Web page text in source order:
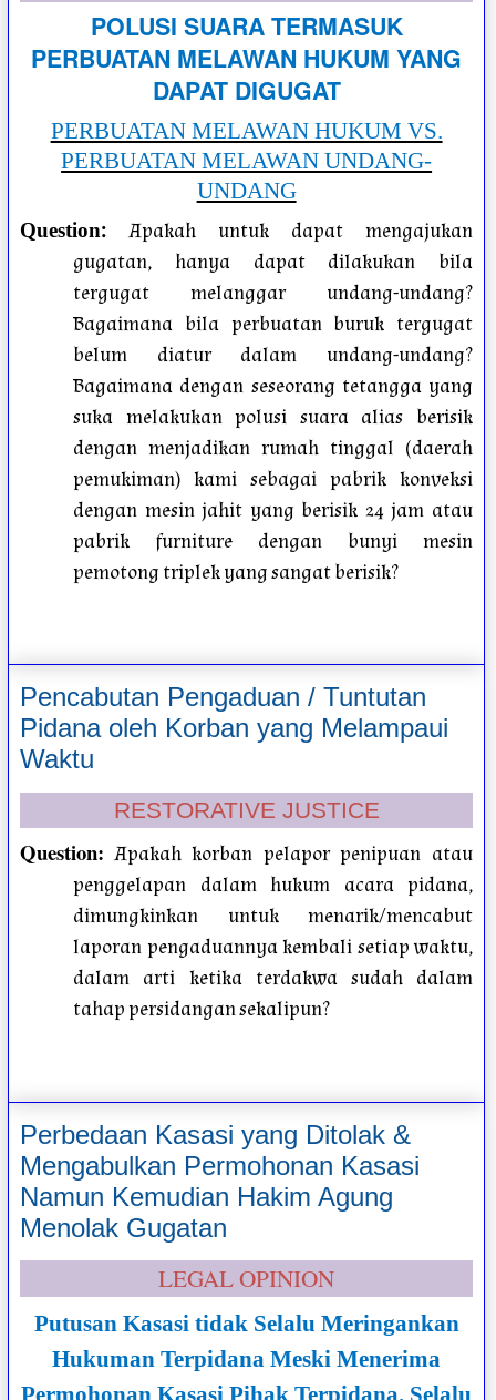
POLUSI SUARA TERMASUK
PERBUATAN MELAWAN HUKUM YANG
DAPAT DIGUGAT
PERBUATAN MELAWAN HUKUM VS.
PERBUATAN MELAWAN UNDANG-
UNDANG
Question: Apakah untuk dapat mengajukan
gugatan, hanya dapat dilakukan bila
tergugat melanggar undang-undang?
Bagaimana bila perbuatan buruk tergugat
belum diatur dalam undang-undang?
Bagaimana dengan seseorang tetangga yang
suka melakukan polusi suara alias berisik
dengan menjadikan rumah tinggal (daerah
pemukiman) kami sebagai pabrik konveksi
dengan mesin jahit yang berisik 24 jam atau
pabrik furniture dengan bunyi mesin
pemotong triplek yang sangat berisik?
Pencabutan Pengaduan / Tuntutan
Pidana oleh Korban yang Melampaui
Waktu
RESTORATIVE JUSTICE
Question: Apakah korban pelapor penipuan atau
penggelapan dalam hukum acara pidana,
dimungkinkan untuk menarik/mencabut
laporan pengaduannya kembali setiap waktu,
dalam arti ketika terdakwa sudah dalam
tahap persidangan sekalipun?
Perbedaan Kasasi yang Ditolak &
Mengabulkan Permohonan Kasasi
Namun Kemudian Hakim Agung
Menolak Gugatan
LEGAL OPINION
Putusan Kasasi tidak Selalu Meringankan
Hukuman Terpidana Meski Menerima